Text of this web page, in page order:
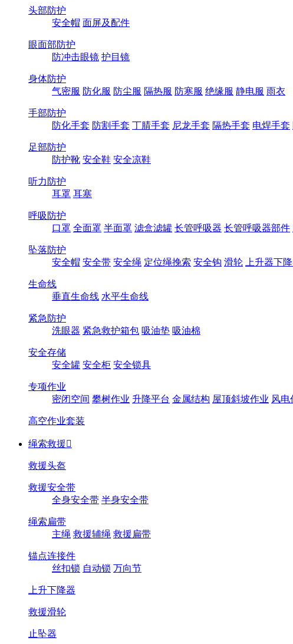
头部防护
安全帽 面屏及配件
眼面部防护
防冲击眼镜 护目镜
身体防护
气密服 防化服 防尘服 隔热服 防寒服 绝缘服 静电服 雨衣
手部防护
防化手套 防割手套 丁腈手套 尼龙手套 隔热手套 电焊手套
足部防护
防护靴 安全鞋 安全凉鞋
听力防护
耳罩 耳塞
呼吸防护
口罩 全面罩 半面罩 滤盒滤罐 长管呼吸器 长管呼吸器部件
坠落防护
安全帽 安全带 安全绳 定位绳挽索 安全钩 滑轮 上升器下
生命线
垂直生命线 水平生命线
紧急防护
洗眼器 紧急救护箱包 吸油垫 吸油棉
安全存储
安全罐 安全柜 安全锁具
专项作业
密闭空间 攀树作业 升降平台 金属结构 屋顶斜坡作业 风电
高空作业套装
绳索救援
救援头盔
救援安全带
全身安全带 半身安全带
绳索扁带
主绳 救援辅绳 救援扁带
锚点连接件
丝扣锁 自动锁 万向节
上升下降器
救援滑轮
止坠器